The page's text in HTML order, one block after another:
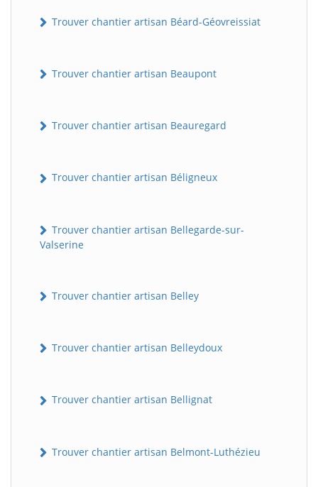
Trouver chantier artisan Béard-Géovreissiat
Trouver chantier artisan Beaupont
Trouver chantier artisan Beauregard
Trouver chantier artisan Béligneux
Trouver chantier artisan Bellegarde-sur-
Valserine
Trouver chantier artisan Belley
Trouver chantier artisan Belleydoux
Trouver chantier artisan Bellignat
Trouver chantier artisan Belmont-Luthézieu